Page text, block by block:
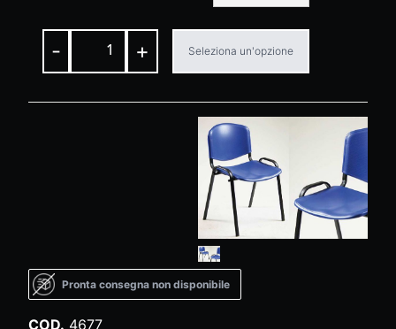
- + Seleziona un'opzione
Pronta consegna non disponibile
COD. 4677